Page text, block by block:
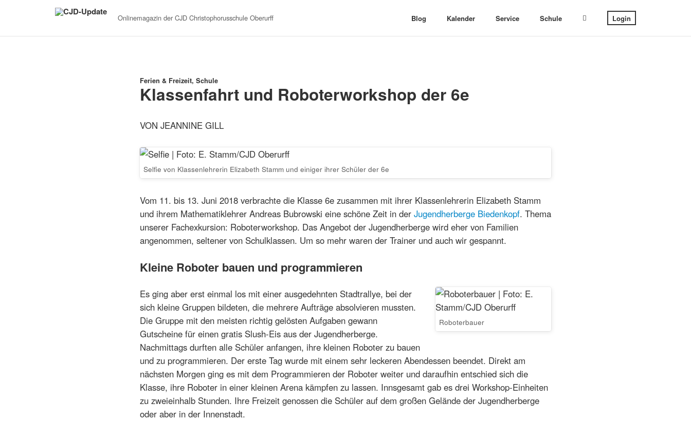
Onlinemagazin der CJD Christophorusschule Oberurff Blog Kalender Service Schule Login
Ferien & Freizeit, Schule
Klassenfahrt und Roboterworkshop der 6e
VON JEANNINE GILL
Selfie von Klassenlehrerin Elizabeth Stamm und einiger ihrer Schüler der 6e
Vom 11. bis 13. Juni 2018 verbrachte die Klasse 6e zusammen mit ihrer Klassenlehrerin Elizabeth Stamm
und ihrem Mathematiklehrer Andreas Bubrowski eine schöne Zeit in der Jugendherberge Biedenkopf. Thema
unserer Fachexkursion: Roboterworkshop. Das Angebot der Jugendherberge wird eher von Familien
angenommen, seltener von Schulklassen. Um so mehr waren der Trainer und auch wir gespannt.
Kleine Roboter bauen und programmieren
Roboterbauer
Es ging aber erst einmal los mit einer ausgedehnten Stadtrallye, bei der
sich kleine Gruppen bildeten, die mehrere Aufträge absolvieren mussten.
Die Gruppe mit den meisten richtig gelösten Aufgaben gewann
Gutscheine für einen gratis Slush-Eis aus der Jugendherberge.
Nachmittags durften alle Schüler anfangen, ihre kleinen Roboter zu bauen
und zu programmieren. Der erste Tag wurde mit einem sehr leckeren Abendessen beendet. Direkt am
nächsten Morgen ging es mit dem Programmieren der Roboter weiter und daraufhin entschied sich die
Klasse, ihre Roboter in einer kleinen Arena kämpfen zu lassen. Innsgesamt gab es drei Workshop-Einheiten
zu zweieinhalb Stunden. Ihre Freizeit genossen die Schüler auf dem großen Gelände der Jugendherberge
oder aber in der Innenstadt.